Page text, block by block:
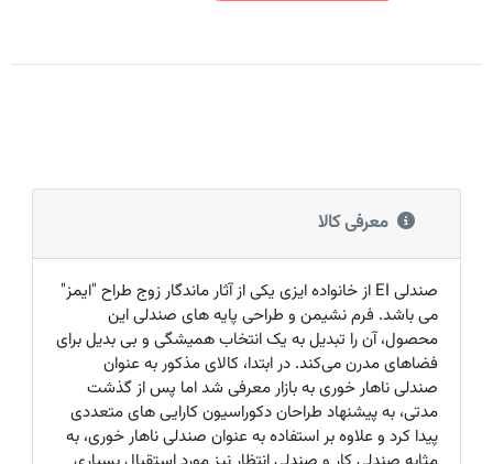
معرفی کالا
صندلی EIاز خانواده ایزی یکی از آثار ماندگار زوج طراح "ایمز"
می‌ باشد. فرم نشیمن و طراحی پایه های صندلی این
محصول، آن را تبدیل به یک انتخاب همیشگی و بی بدیل برای
فضاهای مدرن می‌کند. در ابتدا، کالای مذکور به عنوان
صندلی ناهار خوری به بازار معرفی شد اما پس از گذشت
مدتی، به پیشنهاد طراحان دکوراسیون کارایی های متعددی
پیدا کرد و علاوه بر استفاده به عنوان صندلی ناهار خوری، به